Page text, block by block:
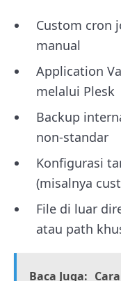
Custom cron
manual
Application
melalui Plesk
Backup
non-standar
Konfigurasi
(misalnya
File di luar
atau path
Baca Juga: